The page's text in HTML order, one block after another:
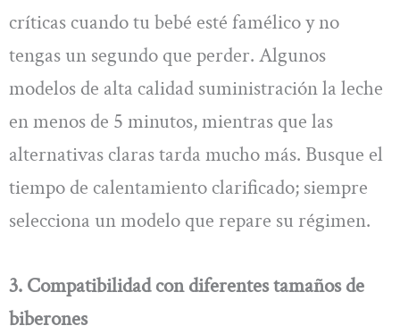
críticas cuando tu bebé esté famélico y no
tengas un segundo que perder. Algunos
modelos de alta calidad suministración la leche
en menos de 5 minutos, mientras que las
alternativas claras tarda mucho más. Busque el
tiempo de calentamiento clarificado; siempre
selecciona un modelo que repare su régimen.
3. Compatibilidad con diferentes tamaños de
biberones